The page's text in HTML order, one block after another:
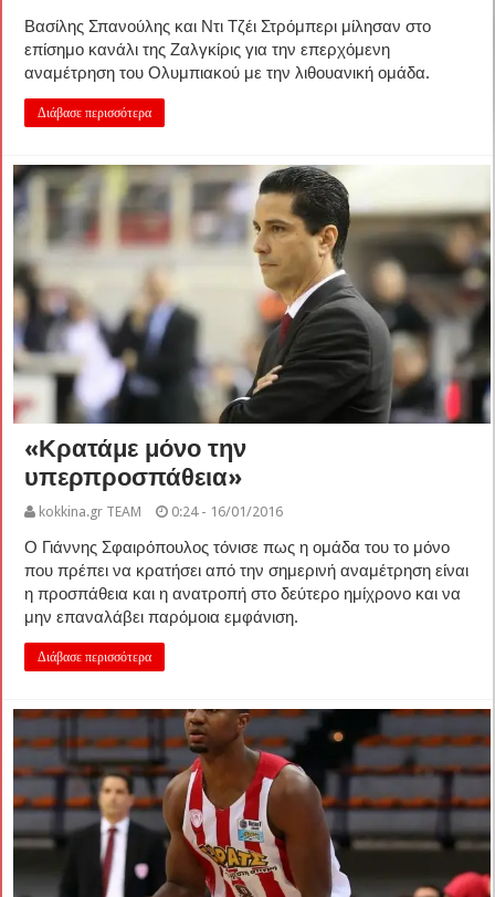
Βασίλης Σπανούλης και Ντι Τζέι Στρόμπερι μίλησαν στο
επίσημο κανάλι της Ζαλγκίρις για την επερχόμενη
αναμέτρηση του Ολυμπιακού με την λιθουανική ομάδα.
Διάβασε περισσότερα
«Κρατάμε μόνο την
υπερπροσπάθεια»
kokkina.gr TEAM 0:24 - 16/01/2016
Ο Γιάννης Σφαιρόπουλος τόνισε πως η ομάδα του το μόνο
που πρέπει να κρατήσει από την σημερινή αναμέτρηση είναι
η προσπάθεια και η ανατροπή στο δεύτερο ημίχρονο και να
μην επαναλάβει παρόμοια εμφάνιση.
Διάβασε περισσότερα